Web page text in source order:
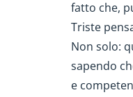
fatto che,
Triste
Non solo:
sapendo
e